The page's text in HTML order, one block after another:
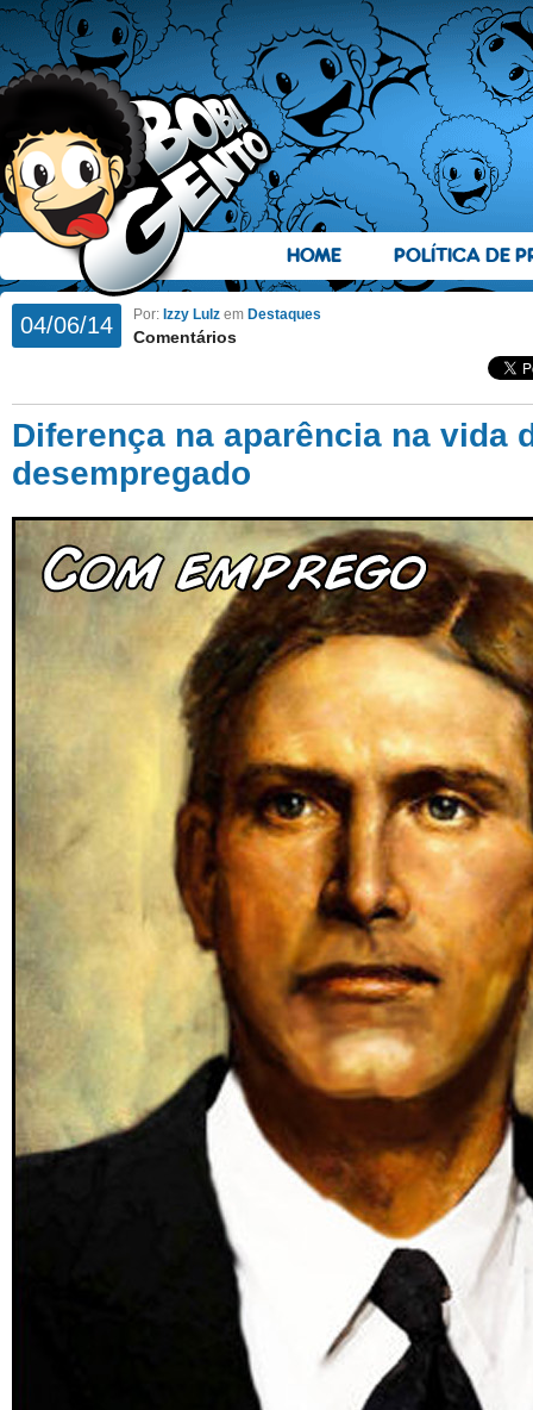
HOME POLÍTICA DE
04/06/14 Por: Izzy Lulz em Destaques
Comentários
Diferença na aparência na vida
desempregado